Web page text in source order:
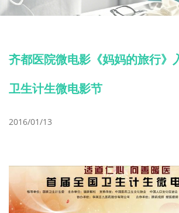
齐都医院微电影《妈妈的旅行》
卫生计生微电影节
2016/01/13